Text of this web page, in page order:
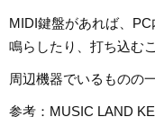
MIDI鍵盤があれば、
鳴らしたり、打ち込む
周辺機器でいるものの
参考：MUSIC LAND